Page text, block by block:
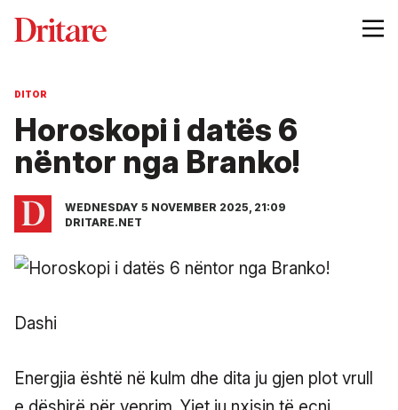
DITOR
Horoskopi i datës 6
nëntor nga Branko!
WEDNESDAY 5 NOVEMBER 2025, 21:09
DRITARE.NET
Dashi
Energjia është në kulm dhe dita ju gjen plot vrull